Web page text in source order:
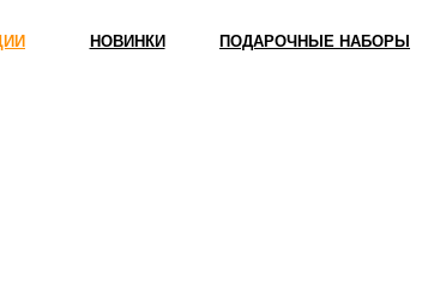
НОВИНКИ ПОДАРОЧНЫЕ НАБОРЫ